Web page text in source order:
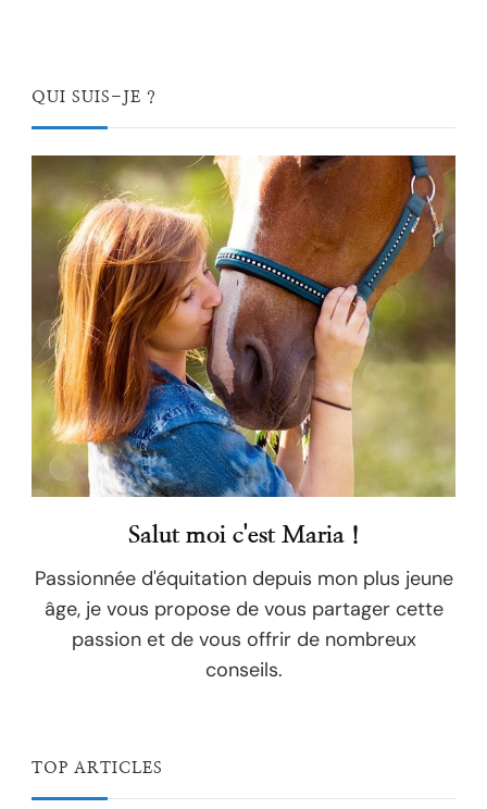
QUI SUIS-JE ?
Salut moi c'est Maria !
Passionnée d'équitation depuis mon plus jeune
âge, je vous propose de vous partager cette
passion et de vous offrir de nombreux
conseils.
TOP ARTICLES